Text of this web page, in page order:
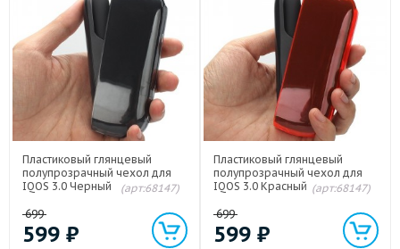
Пластиковый глянцевый
полупрозрачный чехол для
IQOS 3.0 Черный
(арт:68147)
699
599 ₽
Пластиковый глянцевый
полупрозрачный чехол для
IQOS 3.0 Красный (арт:68147)
699
599 ₽